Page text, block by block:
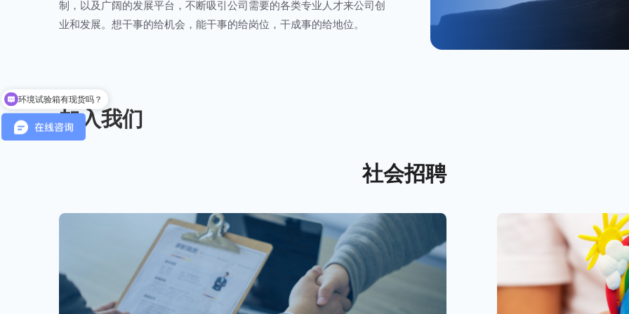
制，以及广阔的发展平台，不断吸引公司需要的各类专业人才来公司创
业和发展。想干事的给机会，能干事的给岗位，干成事的给地位。
加入我们
社会招聘
环境试验箱有现货吗？